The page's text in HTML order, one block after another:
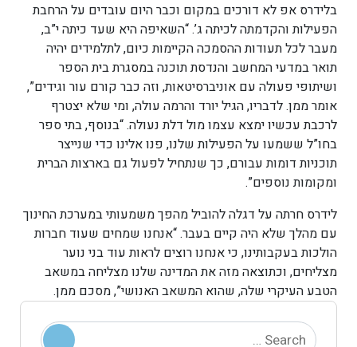
בלידרס אפ לא דורכים במקום וכבר היום עובדים על הרחבת
הפעילות והקדמתה לכיתה ג’. “השאיפה היא שעד כיתה י”ב,
מעבר לכל תעודות ההסמכה הקיימות כיום, לתלמידים יהיה
תואר במדעי המחשב והנדסת תוכנה במסגרת בית הספר
ושיתופי פעולה עם אוניברסיטאות, וזה כבר קורם עור וגידים”,
אומר ממן. לדבריו, הגיל יורד והרמה עולה, ומי שלא יצטרף
לרכבת עכשיו ימצא עצמו מול דלת נעולה. “בנוסף, בתי ספר
בחו”ל ששמעו על הפעילות שלנו, פנו אלינו כדי שנייצר
תוכניות דומות עבורם, כך שנתחיל לפעול גם בארצות הברית
ומקומות נוספים”.
לידרס חרתה על דגלה להוביל מהפך משמעותי במערכת החינוך
עם מהלך שלא היה קיים בעבר. “אנחנו שמחים שעוד חברות
הולכות בעקבותינו, כי אנחנו רוצים לראות עוד בני נוער
מצליחים, וכתוצאה מזה את המדינה שלנו מצליחה במשאב
הטבע העיקרי שלה, שהוא המשאב האנושי”, מסכם ממן.